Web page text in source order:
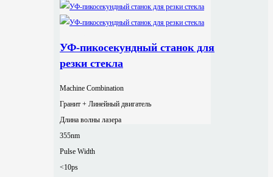
УФ-пикосекундный станок для
резки стекла
Machine Combination
Гранит + Линейный двигатель
Длина волны лазера
355nm
Pulse Width
<10ps